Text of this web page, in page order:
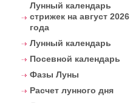
Лунный календарь
стрижек на август 2026
года
Лунный календарь
Посевной календарь
Фазы Луны
Расчет лунного дня